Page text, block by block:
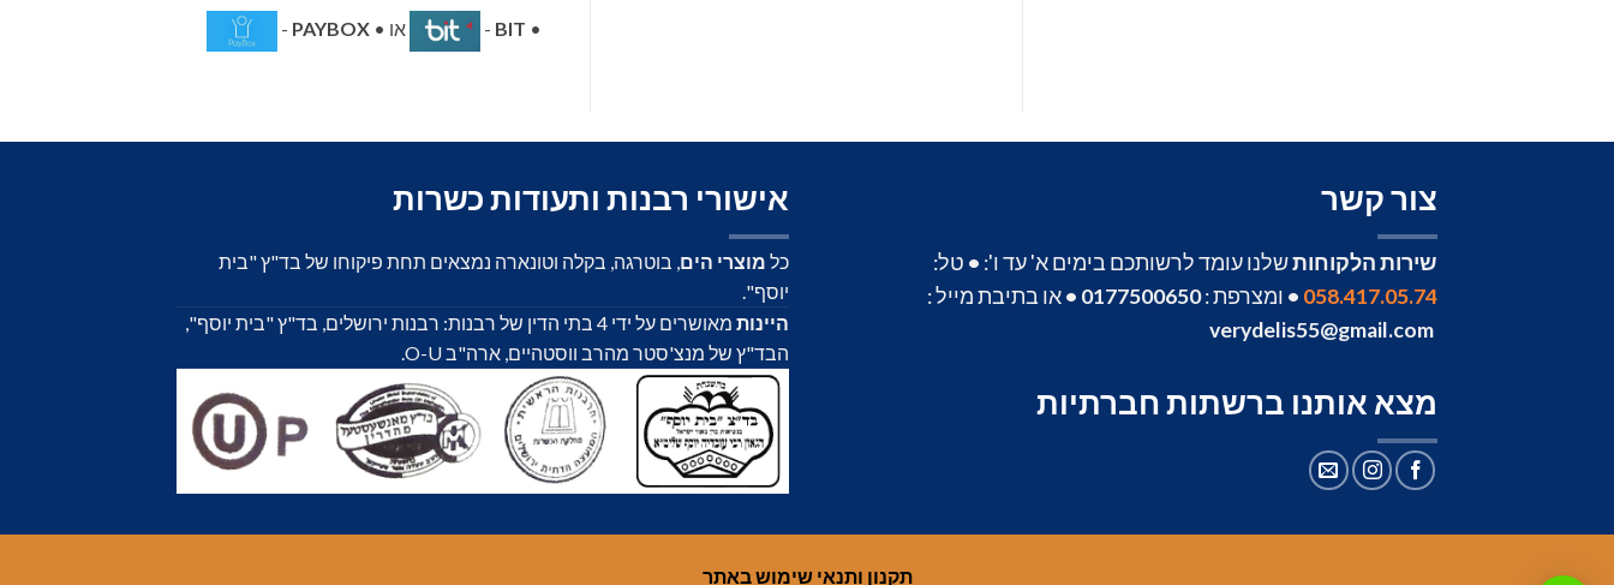
•
BIT
- או • PAYBOX
-
צור קשר
שירות הלקוחותשלנו עומד לרשותכם בימים א' עד ו': • טל:
058.417.05.74
• ומצרפת :0177500650
•או בתיבת מייל :
verydelis55@gmail.com
מצא אותנו ברשתות חברתיות
אישורי רבנות ותעודות כשרות
כל מוצרי הים, בוטרגה, בקלה וטונארה נמצאים תחת פיקוחו של בד"ץ "בית
יוסף".
היינות
מאושרים על ידי 4 בתי הדין של רבנות: רבנות ירושלים, בד"ץ "בית יוסף",
הבד"ץ של מנצ'סטר מהרב ווסטהיים, ארה"ב O-U.
תקנון ותנאי שימוש באתר